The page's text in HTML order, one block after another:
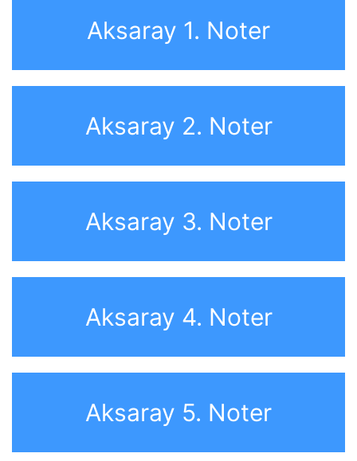
Aksaray 1. Noter
Aksaray 2. Noter
Aksaray 3. Noter
Aksaray 4. Noter
Aksaray 5. Noter